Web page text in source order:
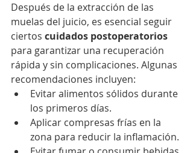
Después de la extracción de las
muelas del juicio, es esencial seguir
ciertos cuidados postoperatorios
para garantizar una recuperación
rápida y sin complicaciones. Algunas
recomendaciones incluyen:
Evitar alimentos sólidos durante
los primeros días.
Aplicar compresas frías en la
zona para reducir la inflamación.